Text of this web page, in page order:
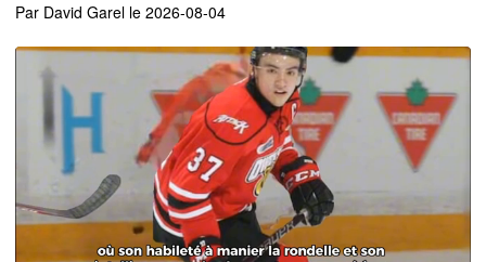
Par David Garel le 2026-08-04